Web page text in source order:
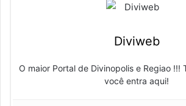
Diviweb
O maior Portal de Divinopolis e Regiao !!!
você entra aqui!